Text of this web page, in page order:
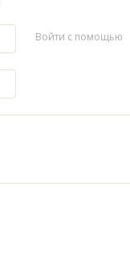
Войти с помощью